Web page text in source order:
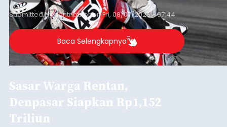
Submitted bycontributoronFri, 08/07/2026 - 07:44
Baca Selengkapnya
Sasar Warga Rentan,
Denpasar Siapkan Rp1,152
Triliun